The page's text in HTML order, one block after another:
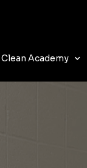
Clean Academy